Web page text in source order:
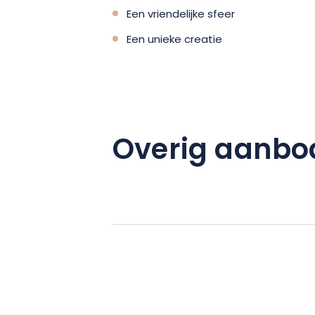
Een vriendelijke sfeer
Een unieke creatie
Overig